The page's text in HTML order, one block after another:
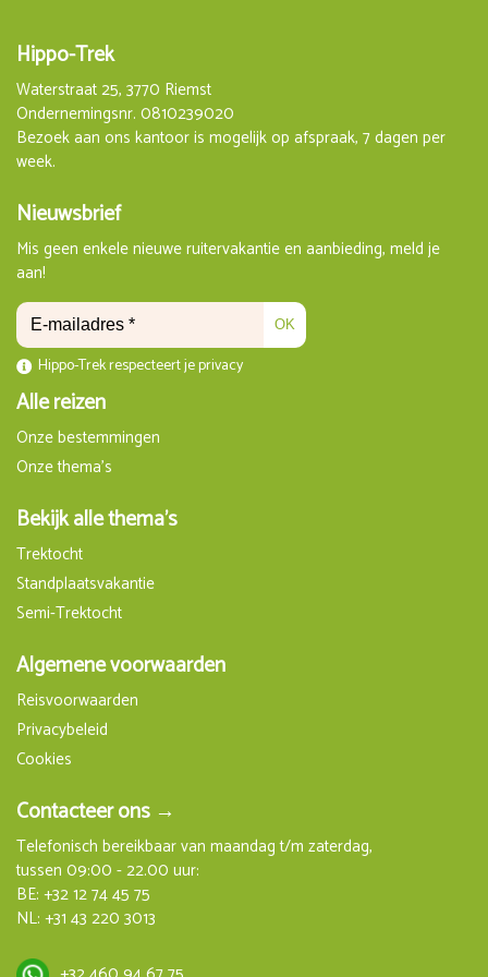
€ 1.798,00
vr 19 maart 2027
zo 28 maart 2027
Op aanvraag
vr 26 maart 2027
10 Dagen
€ 1.798,00
zo 11 april 2027
10 Dagen
Op aanvraag
€ 1.798,00
vr 9 april 2027
zo 18 april 2027
10 Dagen
Op aanvraag
€ 1.798,00
vr 16 april 2027
zo 25 april 2027
10 Dagen
Op aanvraag
€ 1.798,00
Hippo-Trek
Waterstraat 25, 3770 Riemst
Ondernemingsnr. 0810239020
Bezoek aan ons kantoor is mogelijk op afspraak, 7 dagen per
week.
Nieuwsbrief
Mis geen enkele nieuwe ruitervakantie en aanbieding, meld je
aan!
OK
Hippo-Trek respecteert je privacy
Alle reizen
Onze bestemmingen
Onze thema's
Bekijk alle thema's
Trektocht
Standplaatsvakantie
Semi-Trektocht
Algemene voorwaarden
Reisvoorwaarden
Privacybeleid
Cookies
Contacteer ons →
Telefonisch bereikbaar van maandag t/m zaterdag,
tussen 09:00 - 22.00 uur:
BE: +32 12 74 45 75
NL: +31 43 220 3013